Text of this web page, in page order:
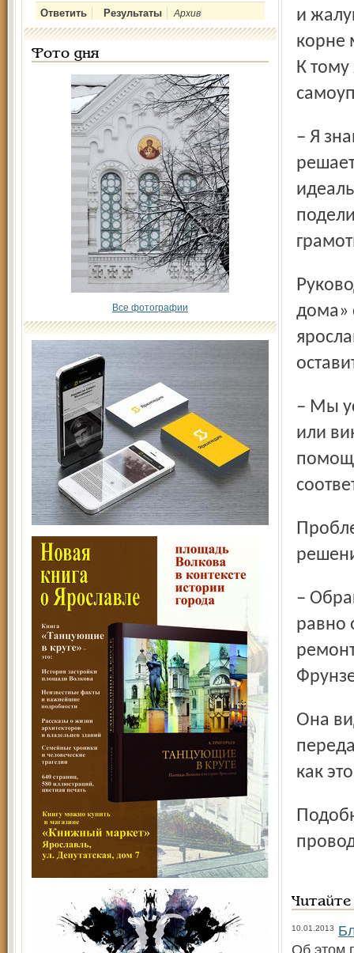
Архив
Фото дня
Все фотографии
и
корне
К
– Я знаю старосту дома, которая в течение двадцати лет
Руководитель регионального отделения организации «Все
дома»
– Мы устроим проверку. Если подтвердится бездействие
или
Проблемы, связанные с ЖКХ, возникли давно. И в их
– Обращаться в управляющую компанию бесполезно, всё
равно
Она видит только один выход из сложившейся ситуации –
как
Подобные акции молодые активисты планируют
10.01.2013
Об этом